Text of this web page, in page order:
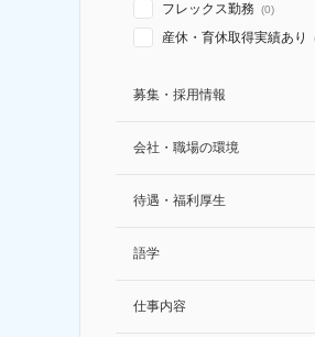
フレックス勤務 (0)
産休・育休取得実績あり
募集・採用情報
会社・職場の環境
待遇・福利厚生
語学
仕事内容
気になる